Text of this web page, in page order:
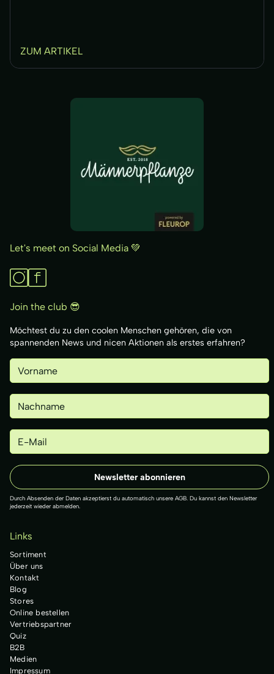
ZUM ARTIKEL
Let's meet on Social Media 💚
Join the club 😎
Möchtest du zu den coolen Menschen gehören, die von
spannenden News und nicen Aktionen als erstes erfahren?
Durch Absenden der Daten akzeptierst du automatisch unsere AGB. Du kannst den Newsletter
jederzeit wieder abmelden.
Links
Sortiment
Über uns
Kontakt
Blog
Stores
Online bestellen
Vertriebspartner
Quiz
B2B
Medien
Impressum